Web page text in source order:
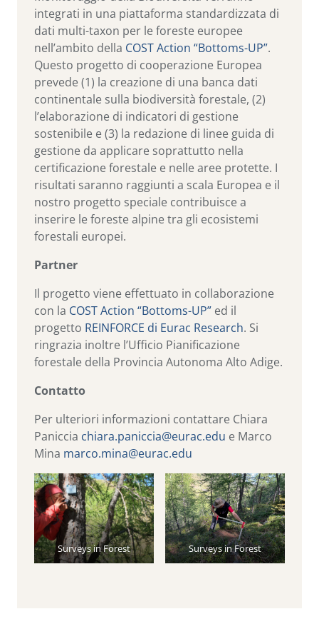
integrati in una piattaforma standardizzata di
dati multi-taxon per le foreste europee
nell’ambito della COST Action “Bottoms-UP”.
Questo progetto di cooperazione Europea
prevede (1) la creazione di una banca dati
continentale sulla biodiversità forestale, (2)
l’elaborazione di indicatori di gestione
sostenibile e (3) la redazione di linee guida di
gestione da applicare soprattutto nella
certificazione forestale e nelle aree protette. I
risultati saranno raggiunti a scala Europea e il
nostro progetto speciale contribuisce a
inserire le foreste alpine tra gli ecosistemi
forestali europei.
Partner
Il progetto viene effettuato in collaborazione
con la COST Action “Bottoms-UP” ed il
progetto REINFORCE di Eurac Research. Si
ringrazia inoltre l’Ufficio Pianificazione
forestale della Provincia Autonoma Alto Adige.
Contatto
Per ulteriori informazioni contattare Chiara
Paniccia chiara.paniccia@eurac.edu e Marco
Mina marco.mina@eurac.edu
Surveys in Forest Surveys in Forest